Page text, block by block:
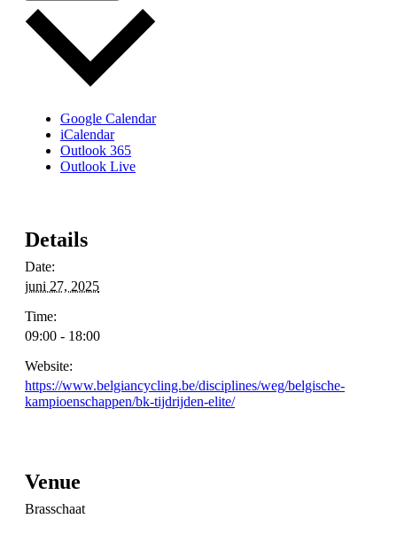
Google Calendar
iCalendar
Outlook 365
Outlook Live
Details
Date:
juni 27, 2025
Time:
09:00 - 18:00
Website:
https://www.belgiancycling.be/disciplines/weg/belgische-
kampioenschappen/bk-tijdrijden-elite/
Venue
Brasschaat